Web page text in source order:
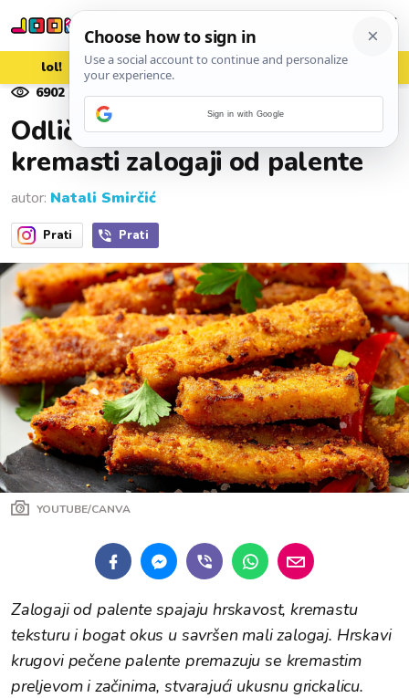
lol! aww vrh!
woot?!
6902 pregleda 18. studenoga 2025.
Odlična grickalica: Hrskavi i
kremasti zalogaji od palente
autor: Natali Smirčić
Prati Prati
YOUTUBE/CANVA
Zalogaji od palente spajaju hrskavost, kremastu
teksturu i bogat okus u savršen mali zalogaj. Hrskavi
krugovi pečene palente premazuju se kremastim
preljevom i začinima, stvarajući ukusnu grickalicu.
Sign in with Google